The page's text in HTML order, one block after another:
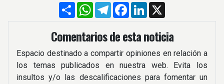
CompartirWhatsApp
TelegramFacebook
LinkedIn
Comentarios de esta noticia
Espacio destinado a compartir opiniones en relación a
los temas publicados en nuestra web. Evita los
insultos y/o las descalificaciones para fomentar un